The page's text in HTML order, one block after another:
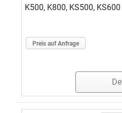
K500, K800, KS500,
Preis auf Anfrage